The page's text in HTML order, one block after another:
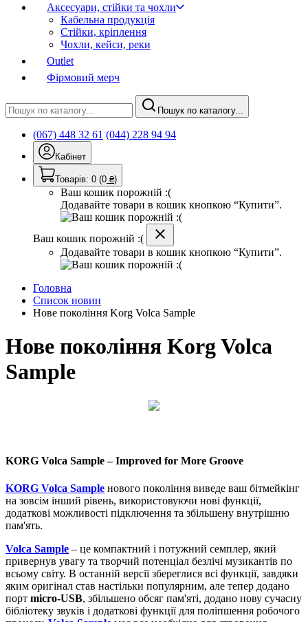
Аксесуари, стійки та чохли
Кабельна продукція
Стійки, кріплення
Чохли, кейси, реки
Outlet
Фірмовий мерч
Пошук по каталогу...
(067) 448 32 61 (044) 228 94 94
Кабінет
Товарів: 0 (0 ₴)
Ваш кошик порожній :(
Додавайте товари в кошик кнопкою “Купити”.
Ваш кошик порожній :(
Додавайте товари в кошик кнопкою “Купити”.
Головна
Список новин
Нове покоління Korg Volca Sample
Нове покоління Korg Volca
Sample
KORG Volca Sample – Improved for More Groove
KORG Volca Sample нового покоління виведе ваш бітмейкінг
на зовсім інший рівень, використовуючи нові функції,
додаткові можливості підключення та збільшену внутрішню
пам'ять.
Volca Sample – це компактний і потужний семплер, який
привернув увагу та творчий потенціал безлічі музикантів по
всьому світу. В останній версії збереглися всі функції, завдяки
яким оригінал став настільки популярним, але тепер додано
порт micro-USB, збільшено обсяг пам'яті, додано нову сучасну
бібліотеку звуків і додаткові функції для поліпшення робочого